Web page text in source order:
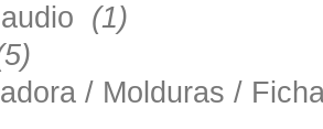
(1)
/ Molduras /